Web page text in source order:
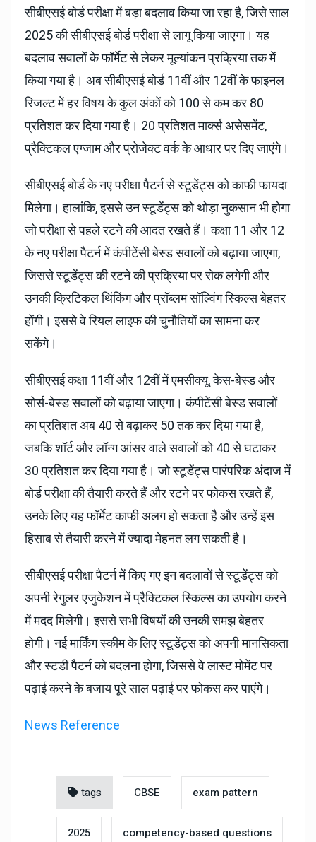
सीबीएसई बोर्ड परीक्षा में बड़ा बदलाव किया जा रहा है, जिसे साल
2025 की सीबीएसई बोर्ड परीक्षा से लागू किया जाएगा। यह
बदलाव सवालों के फॉर्मेट से लेकर मूल्यांकन प्रक्रिया तक में
किया गया है। अब सीबीएसई बोर्ड 11वीं और 12वीं के फाइनल
रिजल्ट में हर विषय के कुल अंकों को 100 से कम कर 80
प्रतिशत कर दिया गया है। 20 प्रतिशत मार्क्स असेसमेंट,
प्रैक्टिकल एग्जाम और प्रोजेक्ट वर्क के आधार पर दिए जाएंगे।
सीबीएसई बोर्ड के नए परीक्षा पैटर्न से स्टूडेंट्स को काफी फायदा
मिलेगा। हालांकि, इससे उन स्टूडेंट्स को थोड़ा नुकसान भी होगा
जो परीक्षा से पहले रटने की आदत रखते हैं। कक्षा 11 और 12
के नए परीक्षा पैटर्न में कंपीटेंसी बेस्ड सवालों को बढ़ाया जाएगा,
जिससे स्टूडेंट्स की रटने की प्रक्रिया पर रोक लगेगी और
उनकी क्रिटिकल थिंकिंग और प्रॉब्लम सॉल्विंग स्किल्स बेहतर
होंगी। इससे वे रियल लाइफ की चुनौतियों का सामना कर
सकेंगे।
सीबीएसई कक्षा 11वीं और 12वीं में एमसीक्यू, केस-बेस्ड और
सोर्स-बेस्ड सवालों को बढ़ाया जाएगा। कंपीटेंसी बेस्ड सवालों
का प्रतिशत अब 40 से बढ़ाकर 50 तक कर दिया गया है,
जबकि शॉर्ट और लॉन्ग आंसर वाले सवालों को 40 से घटाकर
30 प्रतिशत कर दिया गया है। जो स्टूडेंट्स पारंपरिक अंदाज में
बोर्ड परीक्षा की तैयारी करते हैं और रटने पर फोकस रखते हैं,
उनके लिए यह फॉर्मेट काफी अलग हो सकता है और उन्हें इस
हिसाब से तैयारी करने में ज्यादा मेहनत लग सकती है।
सीबीएसई परीक्षा पैटर्न में किए गए इन बदलावों से स्टूडेंट्स को
अपनी रेगुलर एजुकेशन में प्रैक्टिकल स्किल्स का उपयोग करने
में मदद मिलेगी। इससे सभी विषयों की उनकी समझ बेहतर
होगी। नई मार्किंग स्कीम के लिए स्टूडेंट्स को अपनी मानसिकता
और स्टडी पैटर्न को बदलना होगा, जिससे वे लास्ट मोमेंट पर
पढ़ाई करने के बजाय पूरे साल पढ़ाई पर फोकस कर पाएंगे।
News Reference
tags CBSE exam pattern
2025 competency-based questions